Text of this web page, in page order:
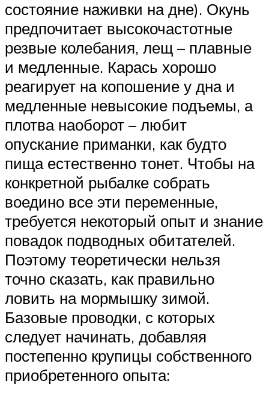
состояние наживки на дне). Окунь
предпочитает высокочастотные
резвые колебания, лещ – плавные
и медленные. Карась хорошо
реагирует на копошение у дна и
медленные невысокие подъемы, а
плотва наоборот – любит
опускание приманки, как будто
пища естественно тонет. Чтобы на
конкретной рыбалке собрать
воедино все эти переменные,
требуется некоторый опыт и знание
повадок подводных обитателей.
Поэтому теоретически нельзя
точно сказать, как правильно
ловить на мормышку зимой.
Базовые проводки, с которых
следует начинать, добавляя
постепенно крупицы собственного
приобретенного опыта: